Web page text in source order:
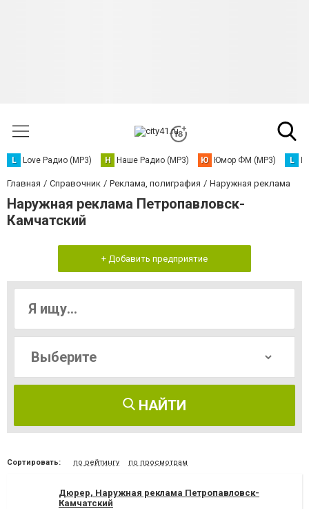
L Love Радио (MP3) Н Наше Радио (MP3) Ю Юмор ФМ (MP3) L
Главная Справочник Реклама, полиграфия Наружная реклама
Наружная реклама Петропавловск-
Камчатский
+ Добавить предприятие
НАЙТИ
Сортировать: по рейтингу по просмотрам
Дюрер, Наружная реклама Петропавловск-
Камчатский